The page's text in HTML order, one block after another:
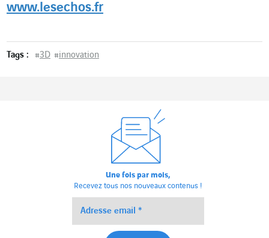
www.lesechos.fr
Tags : #3D #innovation
Une fois par mois,
Recevez tous nos nouveaux contenus !